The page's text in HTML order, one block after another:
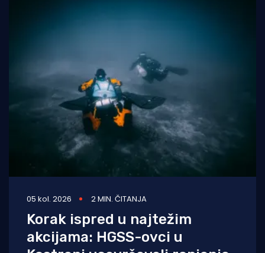
05 kol. 2026 2 MIN. ČITANJA
Korak ispred u najtežim
akcijama: HGSS-ovci u